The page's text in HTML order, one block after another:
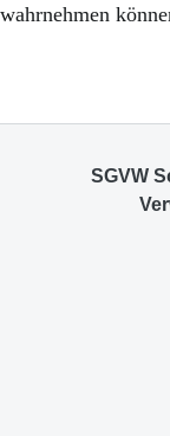
wahrnehmen
SGVW